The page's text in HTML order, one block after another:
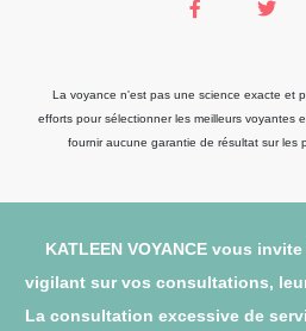
La voyance n'est pas une science exacte et
efforts pour sélectionner les meilleurs voyantes
fournir aucune garantie de résultat sur les
KATLEEN VOYANCE vous
vigilant sur vos consultations,
La consultation excessive de